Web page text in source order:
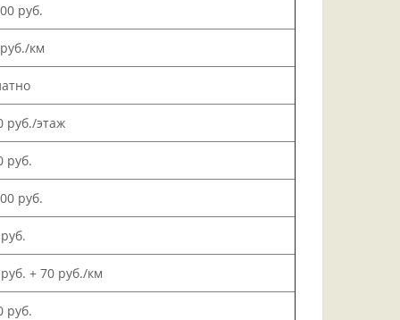
руб.
км
руб./этаж
руб.
руб.
+ 70 руб./км
руб.